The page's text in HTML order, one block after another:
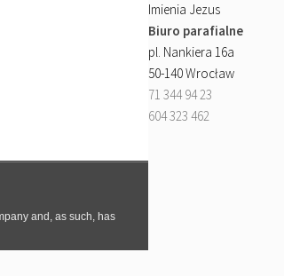
Imienia Jezus
Biuro parafialne
pl. Nankiera 16a
50-140 Wrocław
71 344 94 23
604 323 462